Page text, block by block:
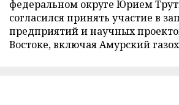
федеральном округе Юрием
согласился принять участие в
предприятий и научных
Востоке, включая Амурский